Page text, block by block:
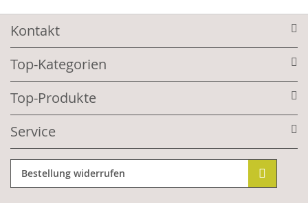
Kontakt
Top-Kategorien
Top-Produkte
Service
Bestellung widerrufen